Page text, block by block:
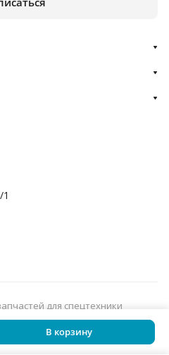
В корзину
для спецтехники